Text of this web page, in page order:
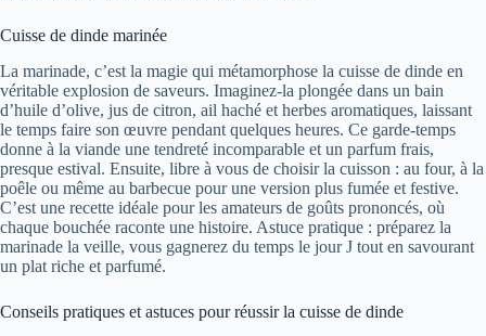
Cuisse de dinde marinée
La marinade, c’est la magie qui métamorphose la cuisse de dinde en
véritable explosion de saveurs. Imaginez-la plongée dans un bain
d’huile d’olive, jus de citron, ail haché et herbes aromatiques, laissant
le temps faire son œuvre pendant quelques heures. Ce garde-temps
donne à la viande une tendreté incomparable et un parfum frais,
presque estival. Ensuite, libre à vous de choisir la cuisson : au four, à la
poêle ou même au barbecue pour une version plus fumée et festive.
C’est une recette idéale pour les amateurs de goûts prononcés, où
chaque bouchée raconte une histoire. Astuce pratique : préparez la
marinade la veille, vous gagnerez du temps le jour J tout en savourant
un plat riche et parfumé.
Conseils pratiques et astuces pour réussir la cuisse de dinde